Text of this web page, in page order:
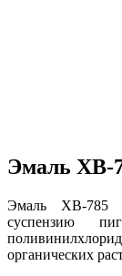
Эмаль ХВ-
Эмаль ХВ-785
суспензию
органических